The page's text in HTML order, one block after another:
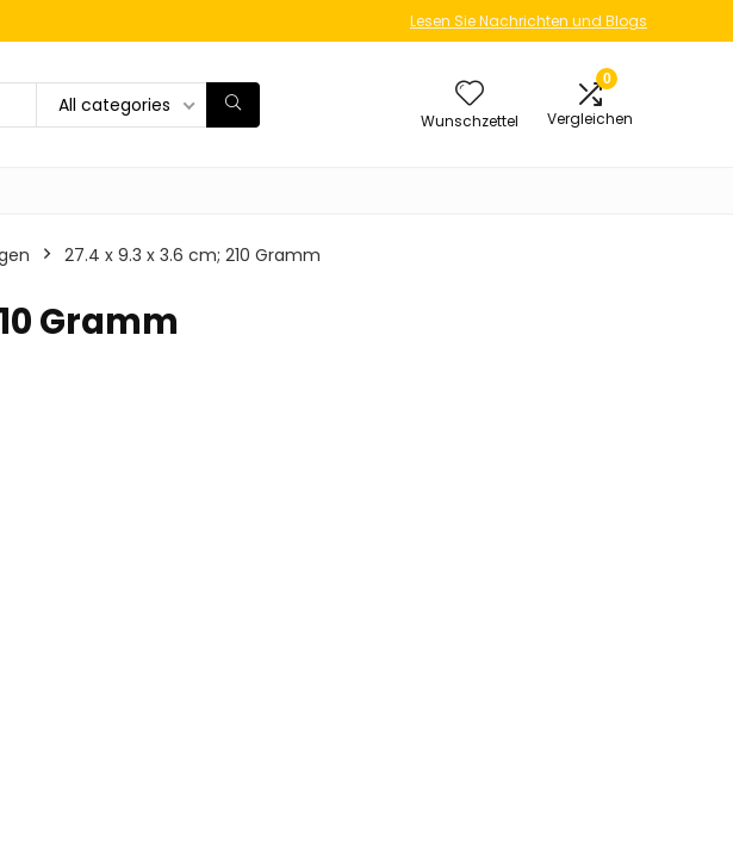
Lesen Sie Nachrichten und Blogs
All categories
Wunschzettel
0
Vergleichen
‎27.4 x 9.3 x 3.6 cm; 210 Gramm
Gramm